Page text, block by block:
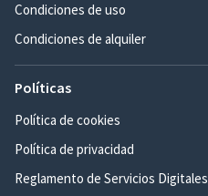
Condiciones de uso
Condiciones de alquiler
Políticas
Política de cookies
Política de privacidad
Reglamento de Servicios Digitales